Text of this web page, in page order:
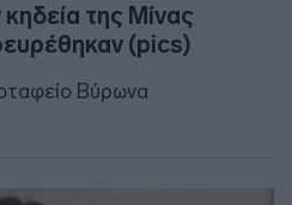
της Μίνας
(pics)
Βύρωνα